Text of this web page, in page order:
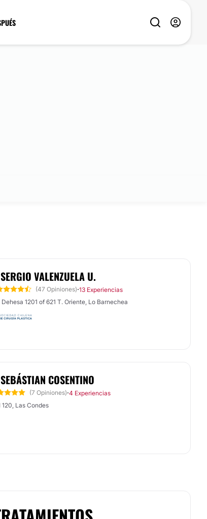
VALENZUELA U.
(47 Opiniones)·13 Experiencias
Dehesa 1201 of 621 T. Oriente, Lo Barnechea
COSENTINO
(7 Opiniones)·4 Experiencias
120, Las Condes